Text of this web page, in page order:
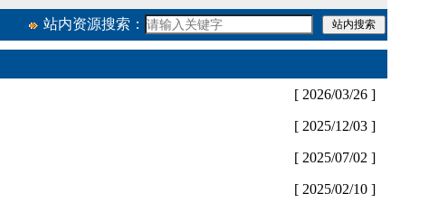
站内资源搜索：
[ 2026/03/26 ]
[ 2025/12/03 ]
[ 2025/07/02 ]
[ 2025/02/10 ]